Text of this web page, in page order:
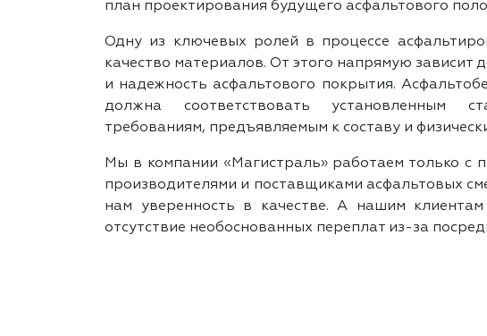
план проектирования будущего асфальтового
Одну из ключевых ролей в процессе
качество материалов. От этого напрямую зависит
и надежность асфальтового покрытия.
должна соответствовать установленным
требованиям, предъявляемым к составу и
Мы в компании «Магистраль» работаем только с
производителями и поставщиками асфальтовых
нам уверенность в качестве. А нашим клиентам
отсутствие необоснованных переплат из-за